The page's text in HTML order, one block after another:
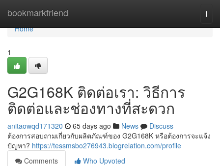
bookmarkfriend
Home
Home
1
G2G168K ติดต่อเรา: วิธีการ
ติดต่อและช่องทางที่สะดวก
anitaowqd171320 65 days ago News
Discuss
ต้องการสอบถามเกี่ยวกับผลิตภัณฑ์ของ G2G168K หรือต้องการจะแจ้ง
ปัญหา? https://tessmsbo276943.blogrelation.com/profile
Comments
Who Upvoted